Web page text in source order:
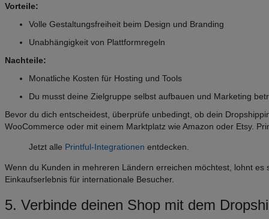
Vorteile:
Volle Gestaltungsfreiheit beim Design und Branding
Unabhängigkeit von Plattformregeln
Nachteile:
Monatliche Kosten für Hosting und Tools
Du musst deine Zielgruppe selbst aufbauen und Marketing
Bevor du dich entscheidest, überprüfe unbedingt, ob dein
WooCommerce oder mit einem Marktplatz wie Amazon oder Etsy.
Jetzt alle Printful-Integrationen entdecken.
Wenn du Kunden in mehreren Ländern erreichen möchtest, lohnt
Einkaufserlebnis für internationale Besucher.
5. Verbinde deinen Shop mit dem